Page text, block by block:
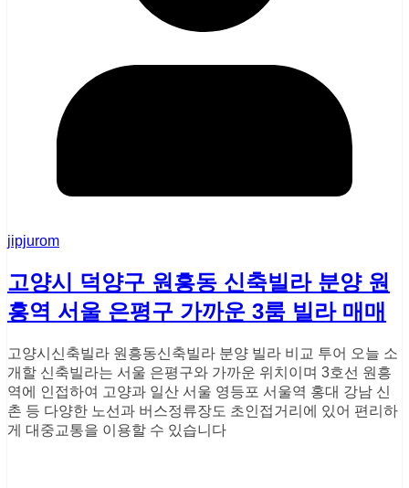
jipjurom
고양시 덕양구 원흥동 신축빌라 분양 원
흥역 서울 은평구 가까운 3룸 빌라 매매
고양시신축빌라 원흥동신축빌라 분양 빌라 비교 투어 오늘 소
개할 신축빌라는 서울 은평구와 가까운 위치이며 3호선 원흥
역에 인접하여 고양과 일산 서울 영등포 서울역 홍대 강남 신
촌 등 다양한 노선과 버스정류장도 초인접거리에 있어 편리하
게 대중교통을 이용할 수 있습니다 ​